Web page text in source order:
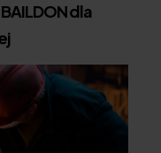
BAILDON dla